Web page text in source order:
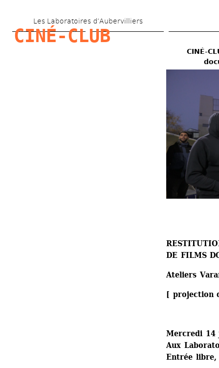
au
contenu
Les Laboratoires d’Aubervilliers
CINÉ-CLUB
CINÉ-
DE FILMS
Ateliers
[ projection
Mercredi 14
Aux
Entrée